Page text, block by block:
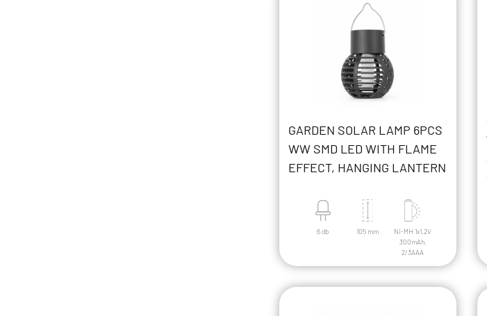
GARDEN SOLAR LAMP 6PCS
WW SMD LED WITH FLAME
EFFECT, HANGING LANTERN
6 db 105 mm
Ni-MH 1x1.2V
300mAh,
2/3AAA